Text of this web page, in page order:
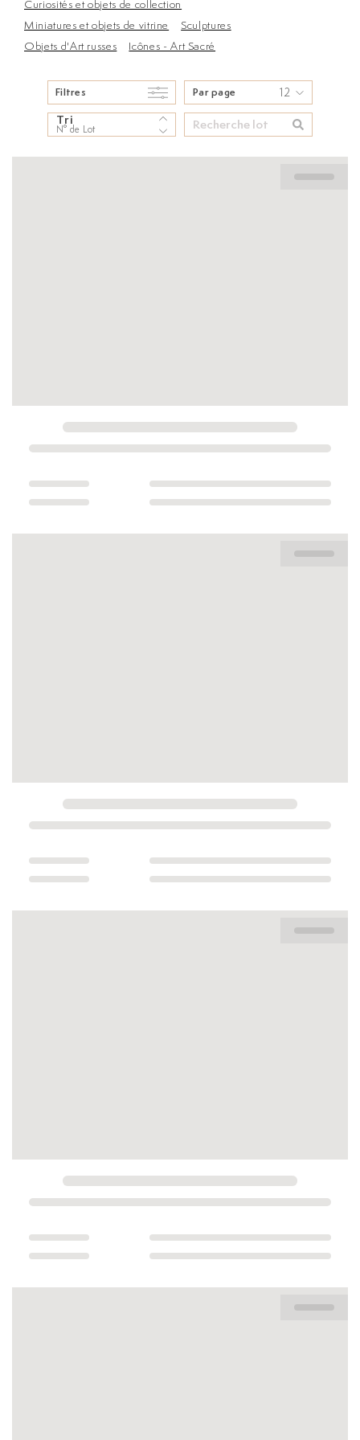
Curiosités et objets de collection
Miniatures et objets de vitrine
Sculptures
Objets d'Art russes
Icônes - Art Sacré
Filtres Par page 12
Tri
N° de Lot